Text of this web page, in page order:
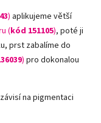
) aplikujeme větší
(kód 151105), poté ji
prst zabalíme do
) pro dokonalou
na pigmentaci